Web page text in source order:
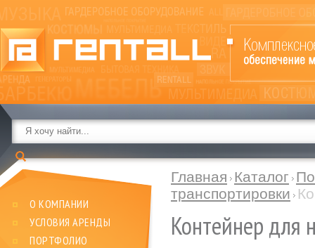
О КОМПАНИИ
УСЛОВИЯ АРЕНДЫ
ПОРТФОЛИО
Главная Каталог
транспортировки
Контейнер для